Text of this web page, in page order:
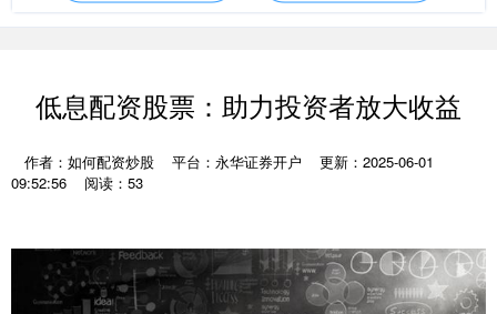
低息配资股票：助力投资者放大收益
作者：如何配资炒股 平台：永华证券开户
更新：2025-06-01
09:52:56
阅读：53